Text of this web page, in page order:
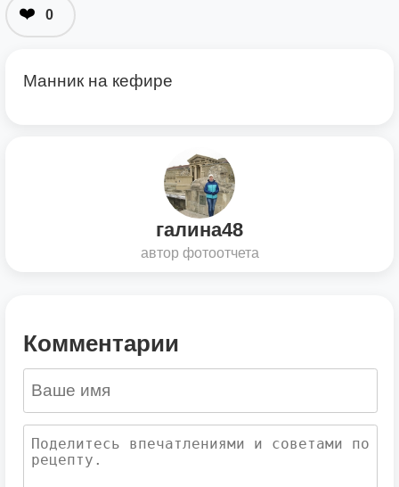
❤️ 0
Манник на кефире
галина48
автор фотоотчета
Комментарии